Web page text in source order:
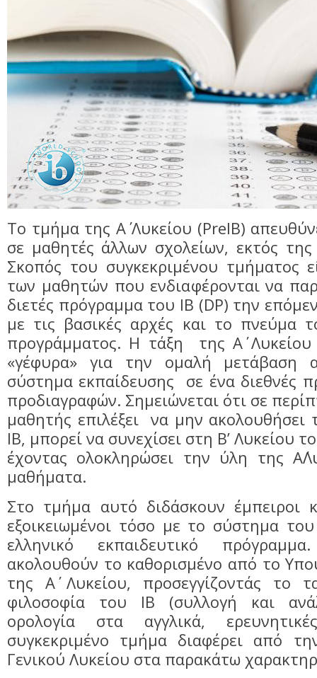
Το τμήμα της Α΄ Λυκείου (PreIB)
σε μαθητές άλλων σχολείων, εκτός
Σκοπός του συγκεκριμένου τμήματος
των μαθητών που ενδιαφέρονται να
διετές πρόγραμμα του IB (DP) την
με τις βασικές αρχές και το πνεύμα
προγράμματος. Η τάξη της Α΄ Λυκείου
«γέφυρα» για την ομαλή μετάβαση
σύστημα εκπαίδευσης σε ένα διεθνές
προδιαγραφών. Σημειώνεται ότι σε
μαθητής επιλέξει να μην
ΙΒ, μπορεί να συνεχίσει στη Β’ Λυκείου
έχοντας ολοκληρώσει την ύλη της
μαθήματα.
Στο τμήμα αυτό διδάσκουν έμπειροι
εξοικειωμένοι τόσο με το σύστημα
ελληνικό εκπαιδευτικό
ακολουθούν το καθορισμένο από το
της Α΄ Λυκείου, προσεγγίζοντάς το
φιλοσοφία του ΙΒ (συλλογή και
ορολογία στα αγγλικά,
συγκεκριμένο τμήμα διαφέρει από
Γενικού Λυκείου στα παρακάτω